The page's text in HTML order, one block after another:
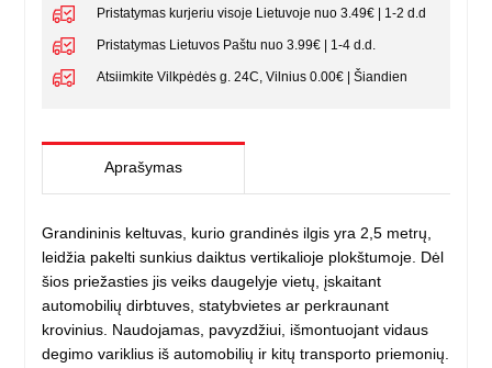
Pristatymas kurjeriu visoje Lietuvoje nuo 3.49€ | 1-2 d.d
Pristatymas Lietuvos Paštu nuo 3.99€ | 1-4 d.d.
Atsiimkite Vilkpėdės g. 24C, Vilnius 0.00€ | Šiandien
Aprašymas
Grandininis keltuvas, kurio grandinės ilgis yra 2,5 metrų,
leidžia pakelti sunkius daiktus vertikalioje plokštumoje. Dėl
šios priežasties jis veiks daugelyje vietų, įskaitant
automobilių dirbtuves, statybvietes ar perkraunant
krovinius. Naudojamas, pavyzdžiui, išmontuojant vidaus
degimo variklius iš automobilių ir kitų transporto priemonių.